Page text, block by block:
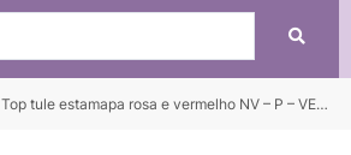
Top tule estamapa rosa e vermelho NV – P – VENDIDO SISTEMA OTO